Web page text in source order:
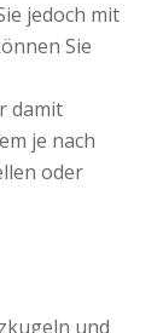
jedoch mit
Sie
damit
je nach
oder
und